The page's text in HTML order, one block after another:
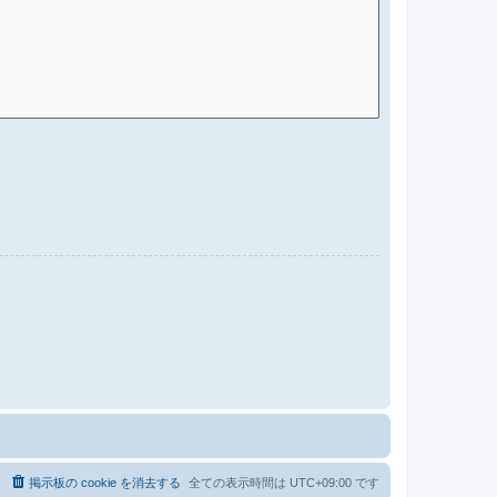
全ての表示時間は UTC+09:00 です
掲示板の cookie を消去する